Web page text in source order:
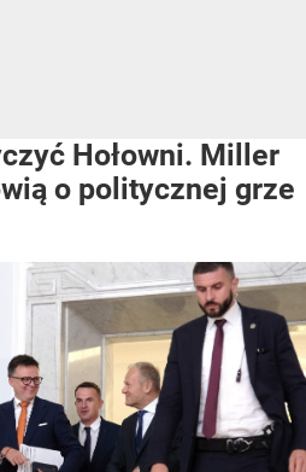
Hołowni. Miller
o politycznej grze